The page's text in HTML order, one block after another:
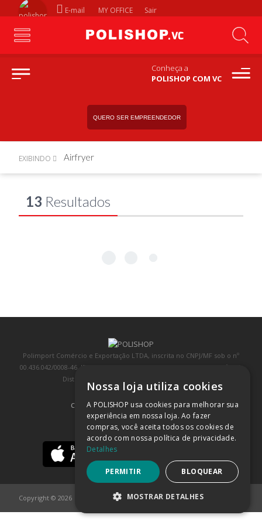
E-mail MY OFFICE Sair
Conheça a
POLISHOP COM VC
QUERO SER EMPREENDEDOR
EXIBINDO Airfryer
13 Resultados
Polimport Comércio e Exportação LTDA, inscrita no CNPJ/MF sob o nº
00.436.042/0008-46, IE 407.458.707.103, com sede na Rua Kanebo, nº 175,
Distrito Industrial, Jundiaí/SP, CEP: 13213-090
COMPRA 100% SEGURA (SAIBA MAIS)
BAIXE NOSSO APP
Copyright © 2026
Nossa loja utiliza cookies
A POLISHOP usa cookies para melhorar sua
experiência em nossa loja. Ao fazer
compras, você aceita todos os cookies de
acordo com nossa política de privacidade.
Detalhes
PERMITIR BLOQUEAR
MOSTRAR DETALHES
ESTRITAMENTE NECESSÁRIOS